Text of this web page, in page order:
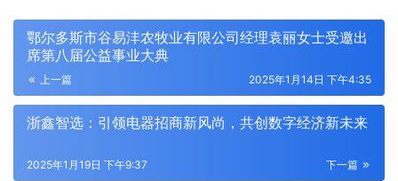
鄂尔多斯市谷易沣农牧业有限公司经理袁丽女士受邀出
席第八届公益事业大典
上一篇 2025年1月14日 下午4:35
浙鑫智选：引领电器招商新风尚，共创数字经济新未来
下一篇
2025年1月19日 下午9:37